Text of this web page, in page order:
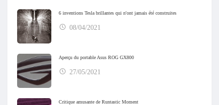
6 inventions Tesla brillantes qui n'ont jamais été construites
08/04/2021
Aperçu du portable Asus ROG GX800
27/05/2021
Critique amusante de Runtastic Moment